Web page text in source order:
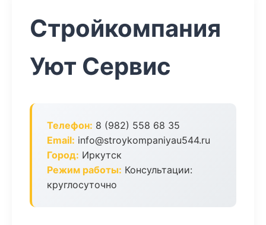
Стройкомпания
Уют Сервис
Телефон: 8 (982) 558 68 35
Email: info@stroykompaniyau544.ru
Город: Иркутск
Режим работы: Консультации:
круглосуточно